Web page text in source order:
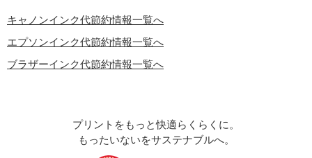
キャノンインク代節約情報一覧へ
エプソンインク代節約情報一覧へ
ブラザーインク代節約情報一覧へ
プリントをもっと快適らくらくに。
もったいないをサステナブルへ。